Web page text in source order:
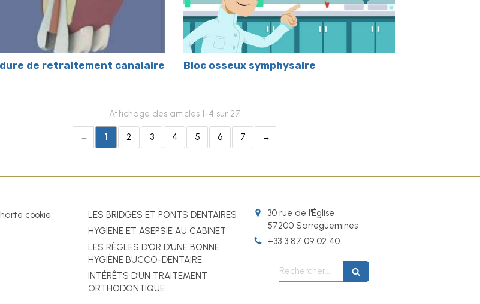
de retraitement canalaire Bloc osseux symphysaire
Affichage des articles 1-4 sur 27
1 2 3 4 5 6 7
cookie
LES BRIDGES ET PONTS DENTAIRES
HYGIÈNE ET ASEPSIE AU CABINET
LES RÈGLES D'OR D'UNE BONNE
HYGIÈNE BUCCO-DENTAIRE
INTÉRÊTS D'UN TRAITEMENT
ORTHODONTIQUE
30 rue de l'Église
57200 Sarreguemines
+33 3 87 09 02 40
Rechercher